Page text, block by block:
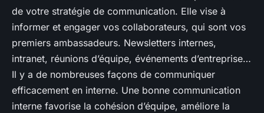
de votre stratégie de communication. Elle vise à
informer et engager vos collaborateurs, qui sont vos
premiers ambassadeurs. Newsletters internes,
intranet, réunions d’équipe, événements d’entreprise…
Il y a de nombreuses façons de communiquer
efficacement en interne. Une bonne communication
interne favorise la cohésion d’équipe, améliore la